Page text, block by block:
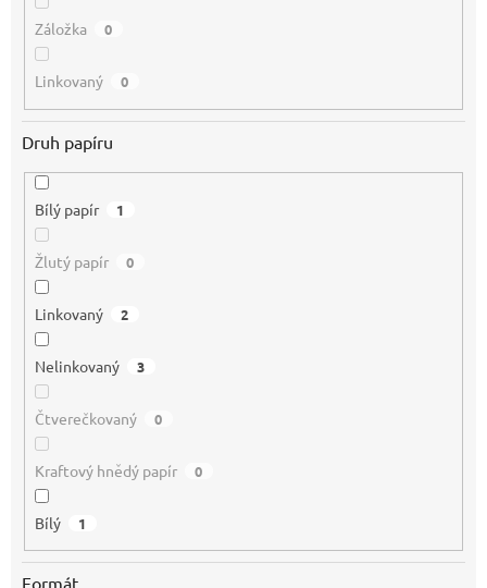
Záložka 0
Linkovaný 0
Druh papíru
Bílý papír 1
Žlutý papír 0
Linkovaný 2
Nelinkovaný 3
Čtverečkovaný 0
Kraftový hnědý papír 0
Bílý 1
Formát